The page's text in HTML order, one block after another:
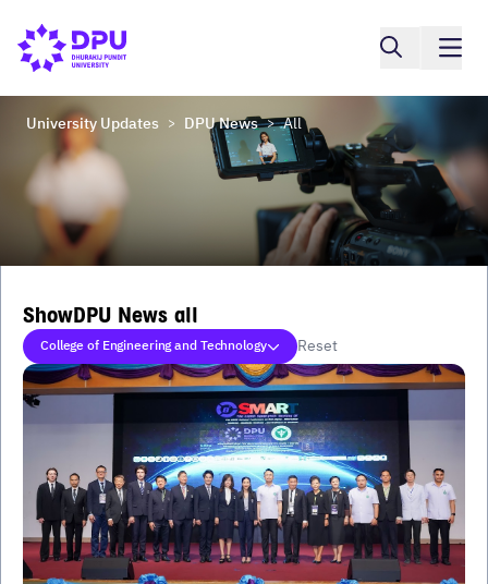
University Updates > DPU News > All
ShowDPU News all
College of Engineering and Technology Reset